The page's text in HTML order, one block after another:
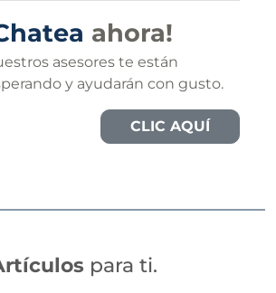
ahora!
asesores te están
y ayudarán con gusto.
CLIC AQUÍ
para ti.